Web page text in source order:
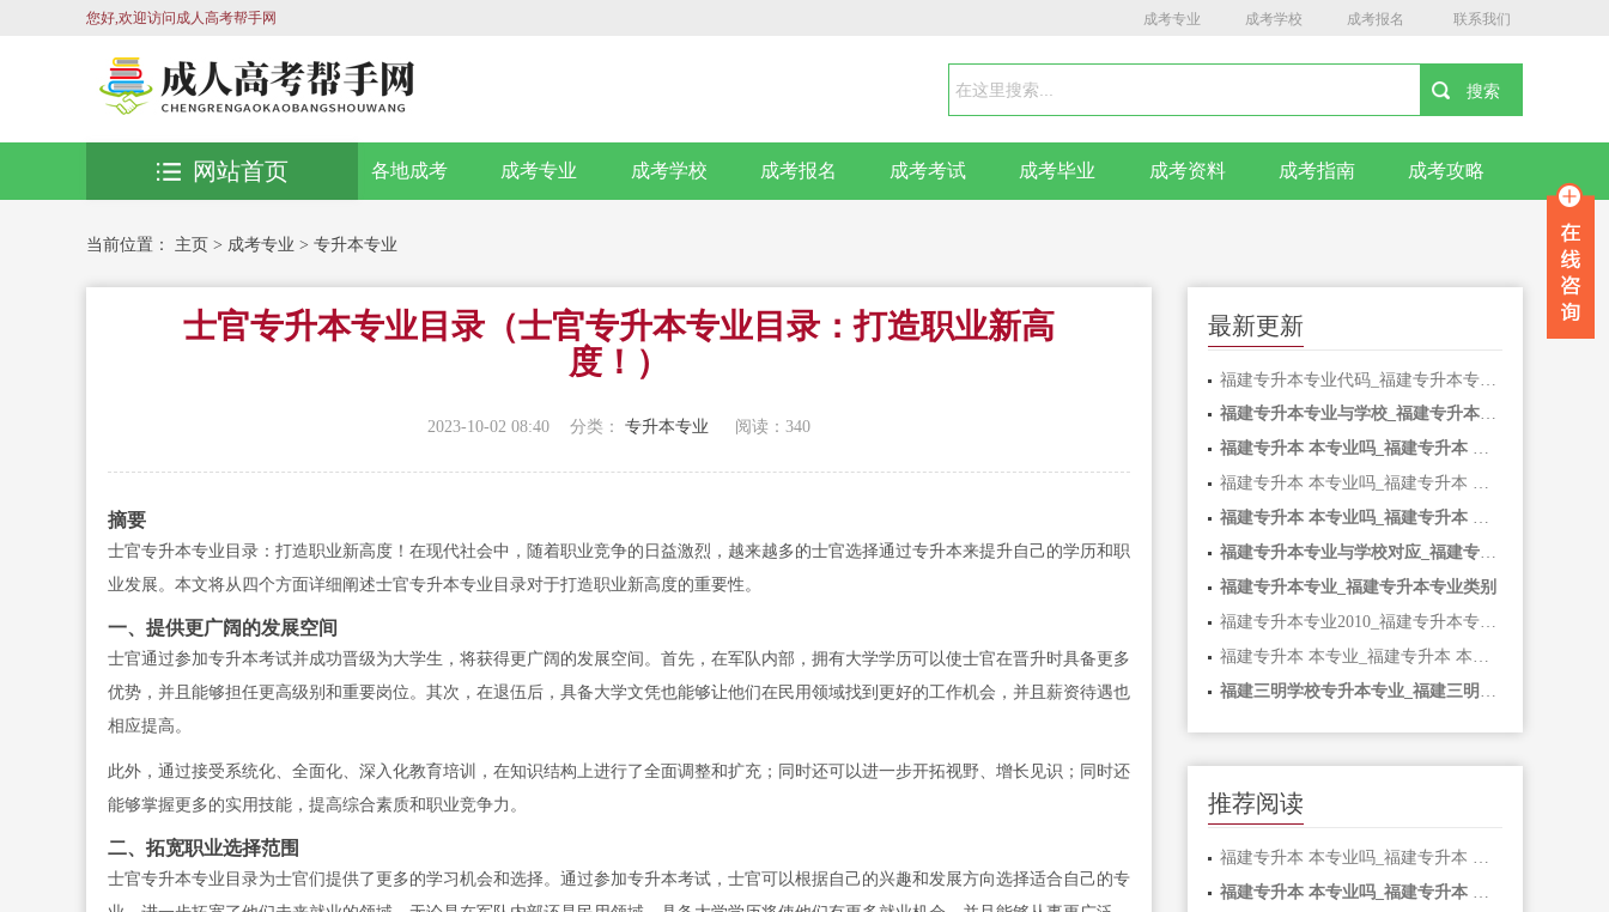
您好,欢迎访问成人高考帮手网 成考专业 成考学校 成考报名 联系我们
各地成考 成考专业 成考学校 成考报名 成考考试 成考毕业 成考资料 成考指南 成考攻略
网站首页
当前位置： 主页 > 成考专业 > 专升本专业
士官专升本专业目录（士官专升本专业目录：打造职业新高
度！）
2023-10-02 08:40 分类：专升本专业 阅读： 340
摘要
士官专升本专业目录：打造职业新高度！在现代社会中，随着职业竞争的日益激烈，越来越多的士官选择通过专升本来提升自己的学历和职
业发展。本文将从四个方面详细阐述士官专升本专业目录对于打造职业新高度的重要性。
一、提供更广阔的发展空间
士官通过参加专升本考试并成功晋级为大学生，将获得更广阔的发展空间。首先，在军队内部，拥有大学学历可以使士官在晋升时具备更多
优势，并且能够担任更高级别和重要岗位。其次，在退伍后，具备大学文凭也能够让他们在民用领域找到更好的工作机会，并且薪资待遇也
相应提高。
此外，通过接受系统化、全面化、深入化教育培训，在知识结构上进行了全面调整和扩充；同时还可以进一步开拓视野、增长见识；同时还
能够掌握更多的实用技能，提高综合素质和职业竞争力。
二、拓宽职业选择范围
士官专升本专业目录为士官们提供了更多的学习机会和选择。通过参加专升本考试，士官可以根据自己的兴趣和发展方向选择适合自己的专
最新更新
福建专升本专业代码_福建专升本专业代码查询
福建专升本专业与学校_福建专升本专业与学校有关吗
福建专升本 本专业吗_福建专升本 本专业吗可以选吗
福建专升本 本专业吗_福建专升本 本专业吗可以选吗
福建专升本 本专业吗_福建专升本 本专业吗可以选吗
福建专升本专业与学校对应_福建专升本专业与学校对应吗
福建专升本专业_福建专升本专业类别
福建专升本专业2010_福建专升本专业2023
推荐阅读